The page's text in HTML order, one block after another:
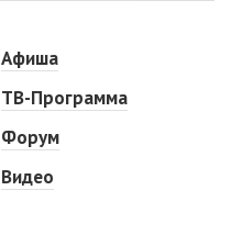
Афиша
ТВ-Программа
Форум
Видео